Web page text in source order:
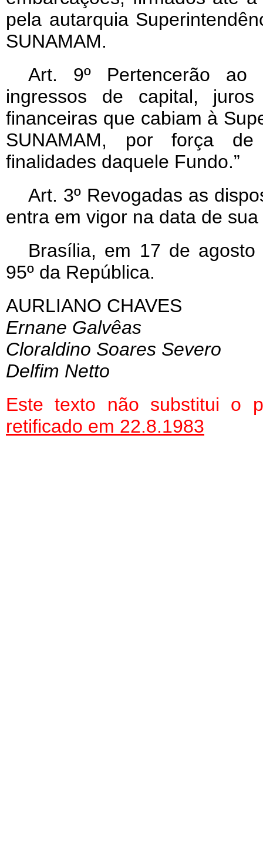
pela autarquia
SUNAMAM.
Art. 9º Pertencerão ao
ingressos de capital,
financeiras que cabiam à
SUNAMAM, por força
finalidades daquele Fundo.”
Art. 3º Revogadas as
entra em vigor na data de
Brasília, em 17 de
95º da República.
AURLIANO CHAVES
Ernane Galvêas
Cloraldino Soares Severo
Delfim Netto
Este texto não substitui o
retificado em 22.8.1983